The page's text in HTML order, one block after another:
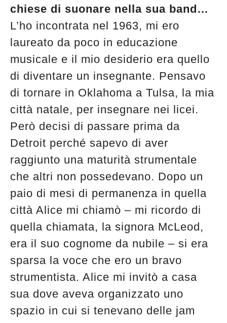
chiese di suonare nella sua band…
L’ho incontrata nel 1963, mi ero
laureato da poco in educazione
musicale e il mio desiderio era quello
di diventare un insegnante. Pensavo
di tornare in Oklahoma a Tulsa, la mia
città natale, per insegnare nei licei.
Però decisi di passare prima da
Detroit perché sapevo di aver
raggiunto una maturità strumentale
che altri non possedevano. Dopo un
paio di mesi di permanenza in quella
città Alice mi chiamò – mi ricordo di
quella chiamata, la signora McLeod,
era il suo cognome da nubile – si era
sparsa la voce che ero un bravo
strumentista. Alice mi invitò a casa
sua dove aveva organizzato uno
spazio in cui si tenevano delle jam